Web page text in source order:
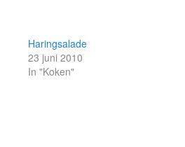
Haringsalade
23 juni 2010
In "Koken"